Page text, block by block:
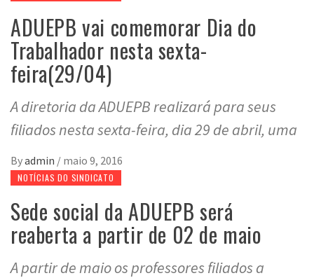
ADUEPB vai comemorar Dia do
Trabalhador nesta sexta-
feira(29/04)
A diretoria da ADUEPB realizará para seus
filiados nesta sexta-feira, dia 29 de abril, uma
Byadmin / maio 9, 2016
NOTÍCIAS DO SINDICATO
Sede social da ADUEPB será
reaberta a partir de 02 de maio
A partir de maio os professores filiados a